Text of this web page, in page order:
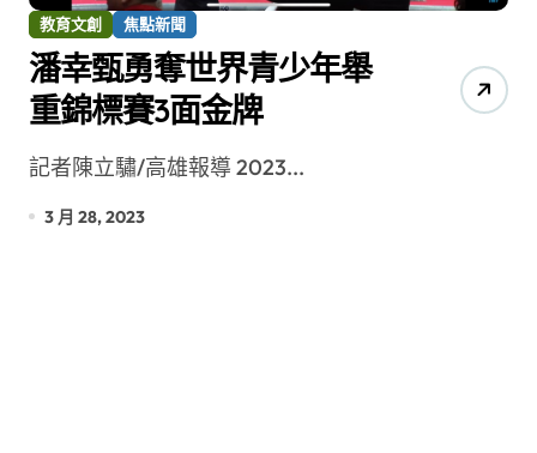
教育文創 焦點新聞
潘幸甄勇奪世界青少年舉
重錦標賽3面金牌
記者陳立驌/高雄報導 2023...
3 月 28, 2023